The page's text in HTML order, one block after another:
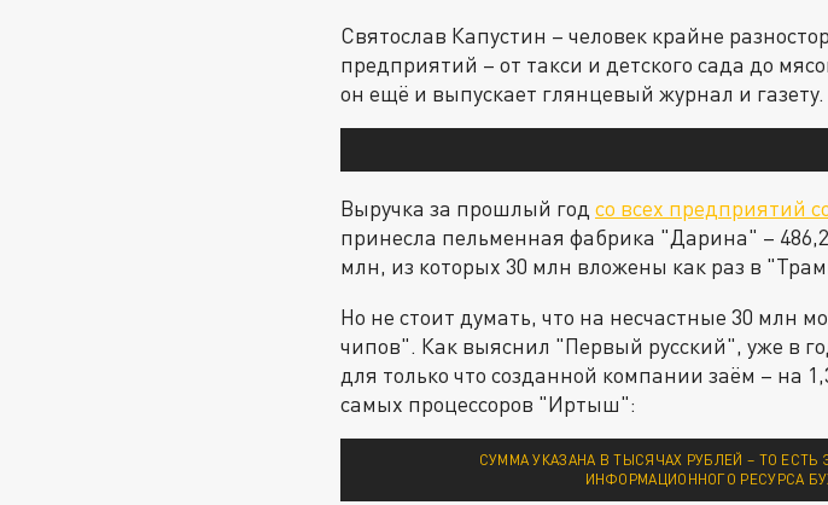
Святослав Капустин – человек крайне
предприятий – от такси и детского сада до
он ещё и выпускает глянцевый журнал и газету.
Выручка за прошлый год со всех предприятий
принесла пельменная фабрика "Дарина" –
млн, из которых 30 млн вложены как раз в
Но не стоит думать, что на несчастные 30 млн
чипов". Как выяснил "Первый русский", уже в
для только что созданной компании заём – на
самых процессоров "Иртыш":
СУММА УКАЗАНА В ТЫСЯЧАХ РУБЛЕЙ – ТО
ИНФОРМАЦИОННОГО РЕСУРСА